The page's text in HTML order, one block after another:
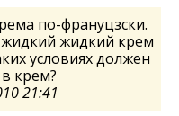
по-франуцзски.
жидкий жидкий крем
условиях должен
крем?
21:41